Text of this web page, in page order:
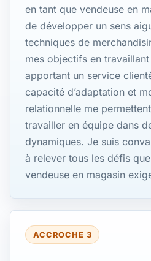
en tant que vendeuse en
de développer un sens
techniques de
mes objectifs en
apportant un service
capacité d’adaptation et
relationnelle me
travailler en équipe dans
dynamiques. Je suis
à relever tous les défis
vendeuse en magasin
ACCROCHE 3